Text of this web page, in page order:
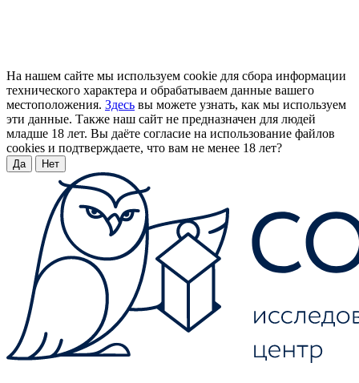
На нашем сайте мы используем cookie для сбора информации
технического характера и обрабатываем данные вашего
местоположения. Здесь вы можете узнать, как мы используем
эти данные. Также наш сайт не предназначен для людей
младше 18 лет. Вы даёте согласие на использование файлов
cookies и подтверждаете, что вам не менее 18 лет?
Да Нет